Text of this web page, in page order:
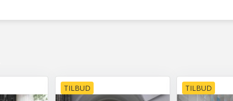
TILBUD TILBUD